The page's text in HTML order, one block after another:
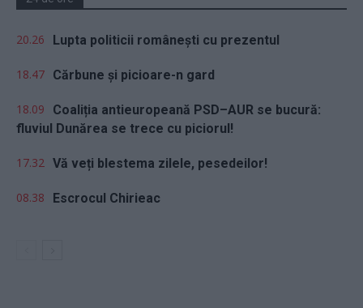
20.26 Lupta politicii românești cu prezentul
18.47 Cărbune și picioare-n gard
18.09
Coaliția antieuropeană PSD–AUR se bucură:
fluviul Dunărea se trece cu piciorul!
17.32 Vă veți blestema zilele, pesedeilor!
08.38 Escrocul Chirieac